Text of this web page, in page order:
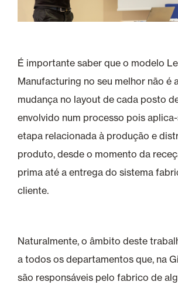
É importante saber que o modelo
Manufacturing no seu melhor não é
mudança no layout de cada posto
envolvido num processo pois
etapa relacionada à produção e
produto, desde o momento da
prima até a entrega do sistema
cliente.
Naturalmente, o âmbito deste
a todos os departamentos que, na
são responsáveis pelo fabrico de